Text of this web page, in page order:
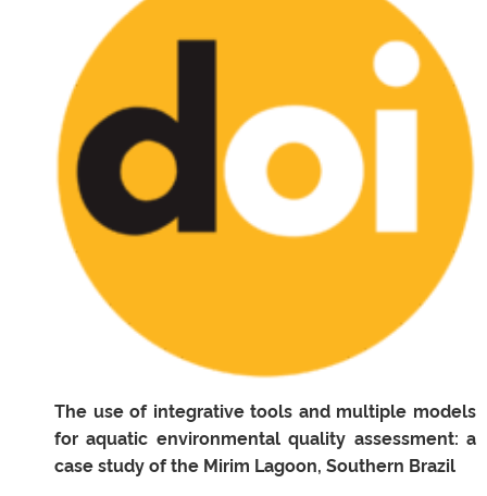
The use of integrative tools and multiple models
for aquatic environmental quality assessment: a
case study of the Mirim Lagoon, Southern Brazil